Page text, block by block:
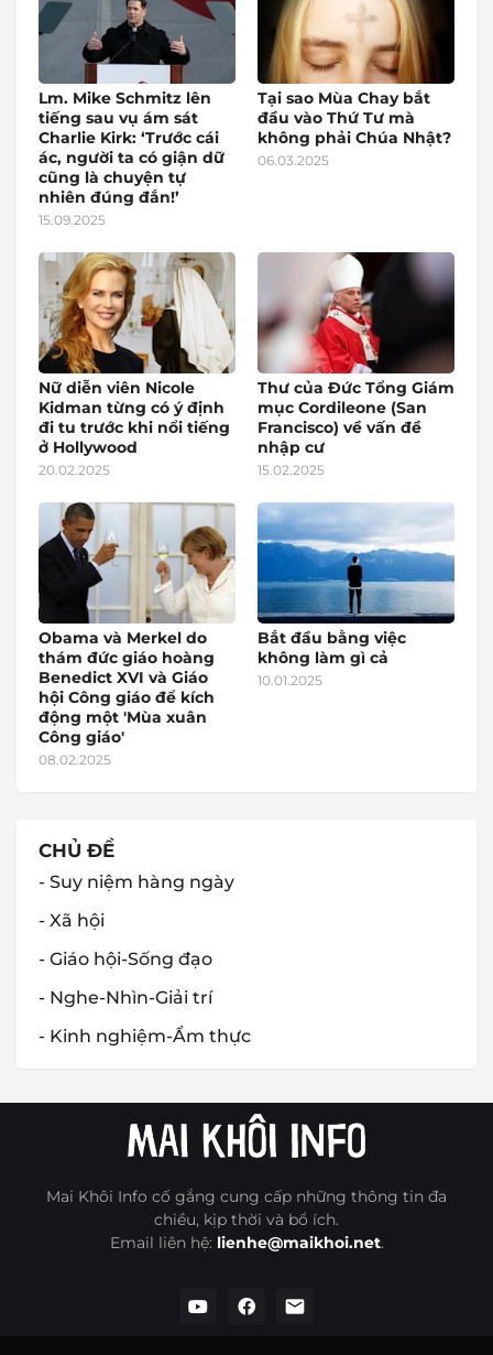
Lm. Mike Schmitz lên
tiếng sau vụ ám sát
Charlie Kirk: ‘Trước cái
ác, người ta có giận dữ
cũng là chuyện tự
nhiên đúng đắn!’
15.09.2025
Tại sao Mùa Chay bắt
đầu vào Thứ Tư mà
không phải Chúa Nhật?
06.03.2025
Nữ diễn viên Nicole
Kidman từng có ý định
đi tu trước khi nổi tiếng
ở Hollywood
20.02.2025
Thư của Đức Tổng Giám
mục Cordileone (San
Francisco) về vấn đề
nhập cư
15.02.2025
Obama và Merkel do
thám đức giáo hoàng
Benedict XVI và Giáo
hội Công giáo để kích
động một 'Mùa xuân
Công giáo'
08.02.2025
Bắt đầu bằng việc
không làm gì cả
10.01.2025
CHỦ ĐỀ
- Suy niệm hàng ngày
- Xã hội
- Giáo hội-Sống đạo
- Nghe-Nhìn-Giải trí
- Kinh nghiệm-Ẩm thực
Mai Khôi Info cố gắng cung cấp những thông tin đa
chiều, kịp thời và bổ ích.
Email liên hệ: lienhe@maikhoi.net.